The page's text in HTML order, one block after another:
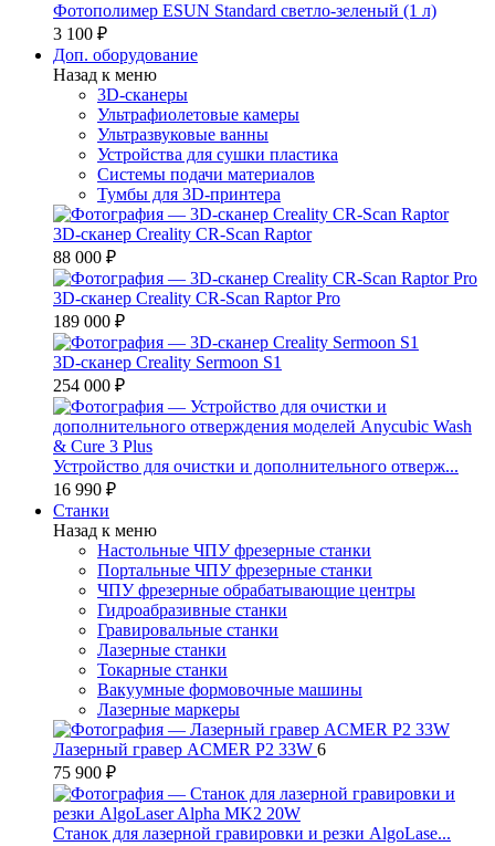
Фотополимер ESUN Standard светло-зеленый (1 л)
3 100 ₽
Доп. оборудование
Назад к меню
3D-сканеры
Ультрафиолетовые камеры
Ультразвуковые ванны
Устройства для сушки пластика
Системы подачи материалов
Тумбы для 3D-принтера
3D-сканер Creality CR-Scan Raptor
88 000 ₽
3D-сканер Creality CR-Scan Raptor Pro
189 000 ₽
3D-сканер Creality Sermoon S1
254 000 ₽
Устройство для очистки и дополнительного отверж...
16 990 ₽
Станки
Назад к меню
Настольные ЧПУ фрезерные станки
Портальные ЧПУ фрезерные станки
ЧПУ фрезерные обрабатывающие центры
Гидроабразивные станки
Гравировальные станки
Лазерные станки
Токарные станки
Вакуумные формовочные машины
Лазерные маркеры
Лазерный гравер ACMER P2 33W 6
75 900 ₽
Станок для лазерной гравировки и резки AlgoLase...